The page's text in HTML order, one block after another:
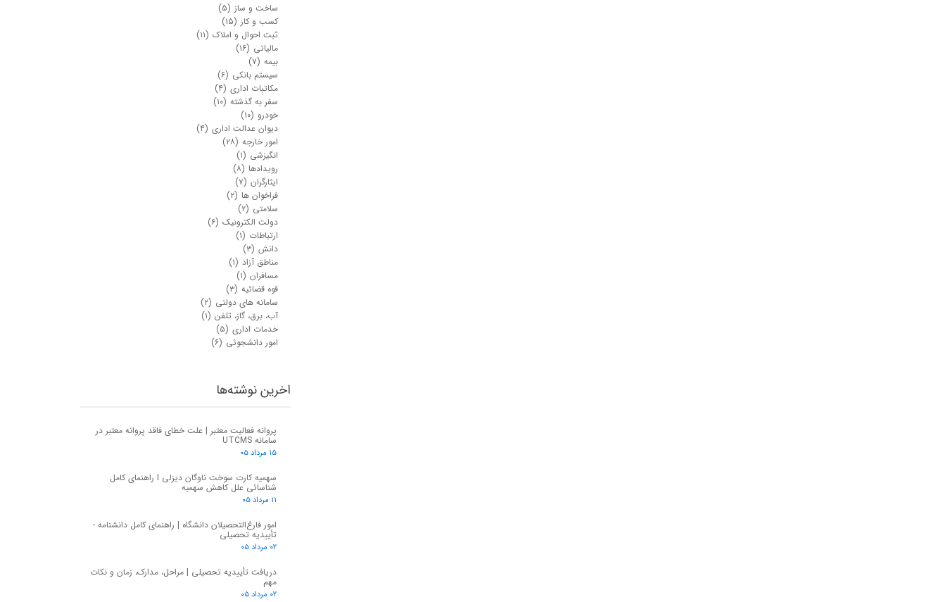
ساخت و ساز (۵)
کسب و کار (۱۵)
ثبت احوال و املاک (۱۱)
مالیاتی (۱۶)
بیمه (۷)
سیستم بانکی (۶)
مکاتبات اداری (۴)
سفر به گذشته (۱۰)
خودرو (۱۰)
دیوان عدالت اداری (۴)
امور خارجه (۲۸)
انگیزشی (۱)
رویدادها (۸)
ایثارگران (۷)
فراخوان ها (۲)
سلامتی (۲)
دولت الکترونیک (۶)
ارتباطات (۱)
دانش (۳)
مناطق آزاد (۱)
مسافران (۱)
قوه قضائیه (۳)
سامانه های دولتی (۲)
آب، برق، گاز، تلفن (۱)
خدمات اداری (۵)
امور دانشجوئی (۶)
اخرین نوشته‌ها
پروانه فعالیت معتبر | علت خطای فاقد پروانه معتبر در
سامانه UTCMS
۱۵ مرداد ۰۵
سهمیه کارت سوخت ناوگان دیزلی I راهنمای کامل
شناسائی علل کاهش سهمیه
۱۱ مرداد ۰۵
امور فارغ‌التحصیلان دانشگاه | راهنمای کامل دانشنامه -
تأییدیه تحصیلی
۰۲ مرداد ۰۵
دریافت تأییدیه تحصیلی | مراحل، مدارک، زمان و نکات
مهم
۰۲ مرداد ۰۵